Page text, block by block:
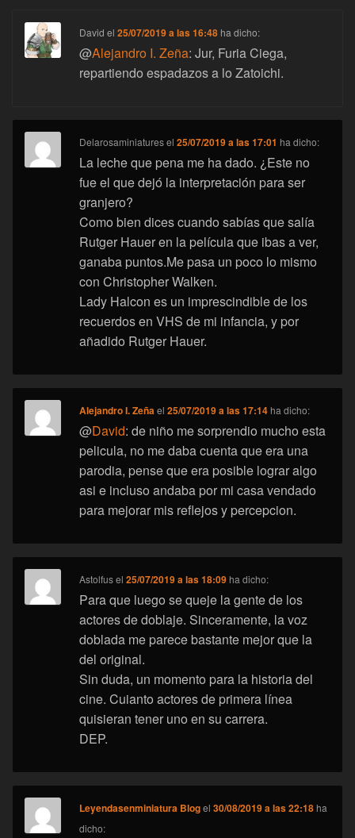
David el25/07/2019 a las 16:48 ha dicho:
@Alejandro I. Zeña: Jur, Furia Ciega,
repartiendo espadazos a lo Zatoichi.
Delarosaminiaturesel25/07/2019 a las 17:01 ha dicho:
La leche que pena me ha dado. ¿Este no
fue el que dejó la interpretación para ser
granjero?
Como bien dices cuando sabías que salía
Rutger Hauer en la película que ibas a ver,
ganaba puntos.Me pasa un poco lo mismo
con Christopher Walken.
Lady Halcon es un imprescindible de los
recuerdos en VHS de mi infancia, y por
añadido Rutger Hauer.
Alejandro I. Zeña el25/07/2019 a las 17:14 ha dicho:
@David: de niño me sorprendio mucho esta
pelicula, no me daba cuenta que era una
parodia, pense que era posible lograr algo
asi e incluso andaba por mi casa vendado
para mejorar mis reflejos y percepcion.
Astolfusel25/07/2019 a las 18:09 ha dicho:
Para que luego se queje la gente de los
actores de doblaje. Sinceramente, la voz
doblada me parece bastante mejor que la
del original.
Sin duda, un momento para la historia del
cine. Cuianto actores de primera línea
quisieran tener uno en su carrera.
DEP.
Leyendasenminiatura Blogel30/08/2019 a las 22:18 ha
dicho: